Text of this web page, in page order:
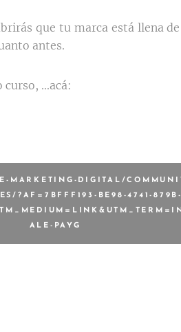
que tu marca está llena
antes.
...acá:
MARKETING-DIGITAL/
?AF=7BFFF193-BE98-4741-879B-
ALE-PAYG